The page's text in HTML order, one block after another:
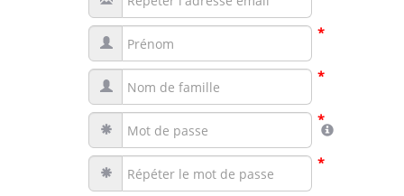
*
*
*
*